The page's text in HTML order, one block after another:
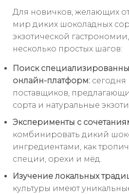
Для новичков, желающих
мир диких шоколадных
экзотической
несколько простых шагов:
Поиск
онлайн-платформ: сегодня
поставщиков,
сорта и натуральные
Эксперименты с
комбинировать дикий
ингредиентами, как
специи, орехи и мёд.
Изучение локальных
культуры имеют